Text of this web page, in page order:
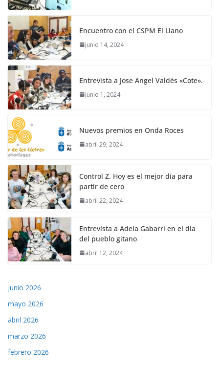
Encuentro con el CSPM El Llano
junio 14, 2024
Entrevista a Jose Angel Valdés «Cote».
junio 1, 2024
Nuevos premios en Onda Roces
abril 29, 2024
Control Z. Hoy es el mejor día para
partir de cero
abril 22, 2024
Entrevista a Adela Gabarri en el día
del pueblo gitano
abril 12, 2024
junio 2026
mayo 2026
abril 2026
marzo 2026
febrero 2026